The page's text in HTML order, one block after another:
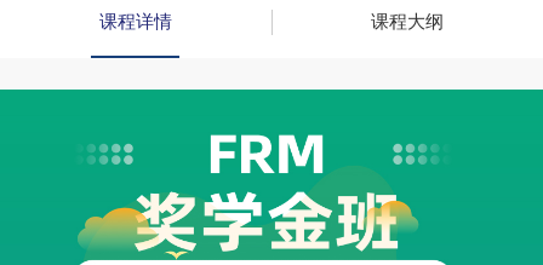
课程详情 课程大纲